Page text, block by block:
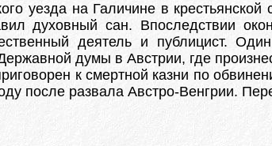
уезда на Галичине в крестьянской
духовный сан. Впоследствии
деятель и публицист.
думы в Австрии, где
к смертной казни по
после развала Австро-Венгрии.